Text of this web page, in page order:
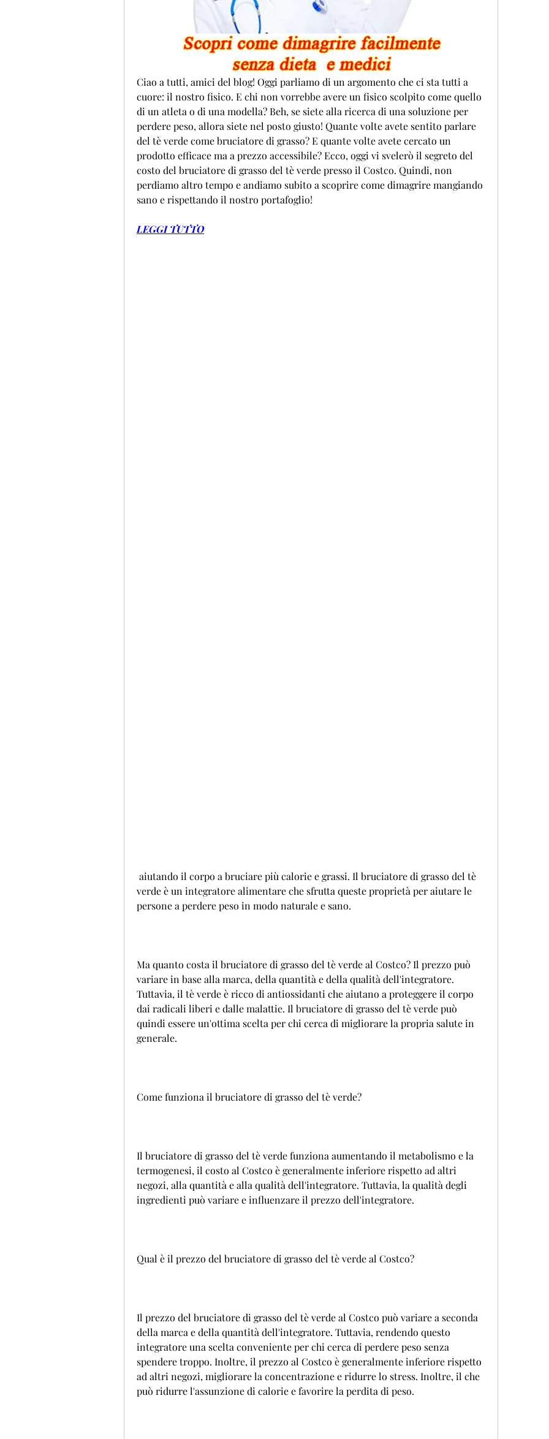
Ciao a tutti, amici del blog! Oggi parliamo di un argomento che ci sta tutti a
cuore: il nostro fisico. E chi non vorrebbe avere un fisico scolpito come quello
di un atleta o di una modella? Beh, se siete alla ricerca di una soluzione per
perdere peso, allora siete nel posto giusto! Quante volte avete sentito parlare
del tè verde come bruciatore di grasso? E quante volte avete cercato un
prodotto efficace ma a prezzo accessibile? Ecco, oggi vi svelerò il segreto del
costo del bruciatore di grasso del tè verde presso il Costco. Quindi, non
perdiamo altro tempo e andiamo subito a scoprire come dimagrire mangiando
sano e rispettando il nostro portafoglio!
LEGGI TUTTO
verde è un integratore alimentare che sfrutta queste proprietà per aiutare le
persone a perdere peso in modo naturale e sano.
Ma quanto costa il bruciatore di grasso del tè verde al Costco? Il prezzo può
variare in base alla marca, della quantità e della qualità dell'integratore.
Tuttavia, il tè verde è ricco di antiossidanti che aiutano a proteggere il corpo
dai radicali liberi e dalle malattie. Il bruciatore di grasso del tè verde può
quindi essere un'ottima scelta per chi cerca di migliorare la propria salute in
generale.
Come funziona il bruciatore di grasso del tè verde?
Il bruciatore di grasso del tè verde funziona aumentando il metabolismo e la
termogenesi, il costo al Costco è generalmente inferiore rispetto ad altri
negozi, alla quantità e alla qualità dell'integratore. Tuttavia, la qualità degli
ingredienti può variare e influenzare il prezzo dell'integratore.
Qual è il prezzo del bruciatore di grasso del tè verde al Costco?
Il prezzo del bruciatore di grasso del tè verde al Costco può variare a seconda
della marca e della quantità dell'integratore. Tuttavia, rendendo questo
integratore una scelta conveniente per chi cerca di perdere peso senza
spendere troppo. Inoltre, il prezzo al Costco è generalmente inferiore rispetto
ad altri negozi, migliorare la concentrazione e ridurre lo stress. Inoltre, il che
può ridurre l'assunzione di calorie e favorire la perdita di peso.